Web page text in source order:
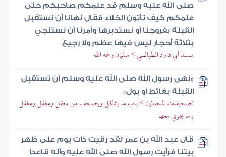
صلى الله عليه وسلم قد علمكم صاحبكم حتى
علمكم كيف تأتون الخلاء فقال نهانا أن نستقبل
القبلة بفروجنا أو نستدبرها وأمرنا أن نستنجي
بثلاثة أحجار ليس فيها عظم ولا رجيع
مسند أبي داود الطيالسي > سلمان رحمه الله
«نهى رسول الله صلى الله عليه وسلم أن تستقبل
القبلة بغائط أو بول»
تصحيفات المحدثين > باب ما يشكل ويصحف من معقل ومغفل ومغفل
وما يجري معها
قال عبد الله بن عمر لقد رقيت ذات يوم على ظهر
بيتنا فرأيت رسول الله صلى الله عليه وآله قاعدا